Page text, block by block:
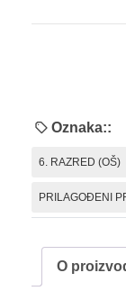
Oznaka::
6. RAZRED (OŠ)
PRILAGOĐENI
O